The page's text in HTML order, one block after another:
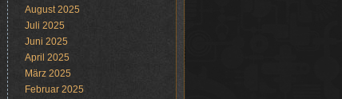
August 2025
Juli 2025
Juni 2025
April 2025
März 2025
Februar 2025